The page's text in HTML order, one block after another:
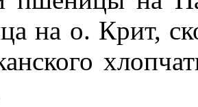
на о. Крит,